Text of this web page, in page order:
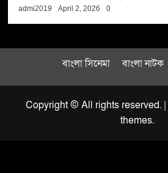
admi2019 April 2, 2026 0
বাংলা সিনেমা বাংলা নাটক
Copyright © All rights reserved. |
themes.